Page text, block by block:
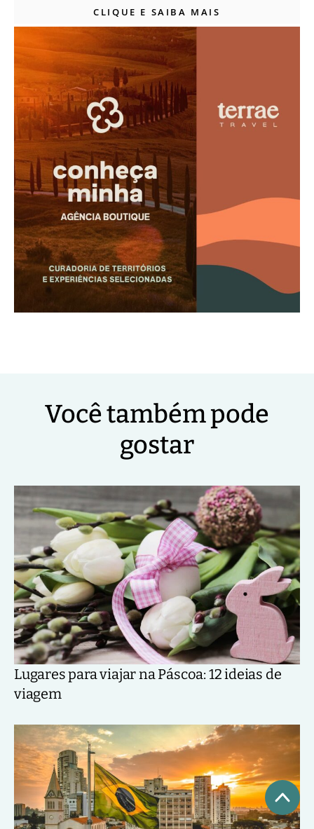
CLIQUE E SAIBA MAIS
Você também pode
gostar
Lugares para viajar na Páscoa: 12 ideias de
viagem